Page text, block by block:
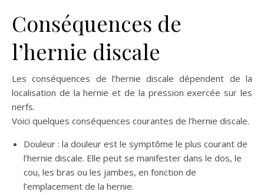
Conséquences de
l’hernie discale
Les conséquences de l’hernie discale dépendent de la
localisation de la hernie et de la pression exercée sur les
nerfs.
Voici quelques conséquences courantes de l’hernie discale.
Douleur : la douleur est le symptôme le plus courant de
l’hernie discale. Elle peut se manifester dans le dos, le
cou, les bras ou les jambes, en fonction de
l’emplacement de la hernie.